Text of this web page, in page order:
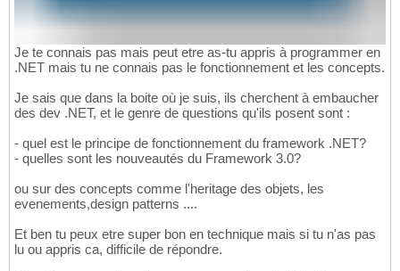
Je te connais pas mais peut etre as-tu appris à programmer en
.NET mais tu ne connais pas le fonctionnement et les concepts.
Je sais que dans la boite où je suis, ils cherchent à embaucher
des dev .NET, et le genre de questions qu'ils posent sont :
- quel est le principe de fonctionnement du framework .NET?
- quelles sont les nouveautés du Framework 3.0?
ou sur des concepts comme l'heritage des objets, les
evenements,design patterns ....
Et ben tu peux etre super bon en technique mais si tu n'as pas
lu ou appris ca, difficile de répondre.